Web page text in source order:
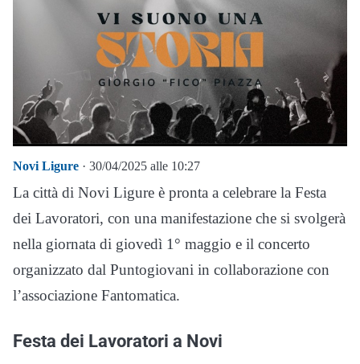
Novi Ligure · 30/04/2025 alle 10:27
La città di Novi Ligure è pronta a celebrare la Festa
dei Lavoratori, con una manifestazione che si svolgerà
nella giornata di giovedì 1° maggio e il concerto
organizzato dal Puntogiovani in collaborazione con
l’associazione Fantomatica.
Festa dei Lavoratori a Novi